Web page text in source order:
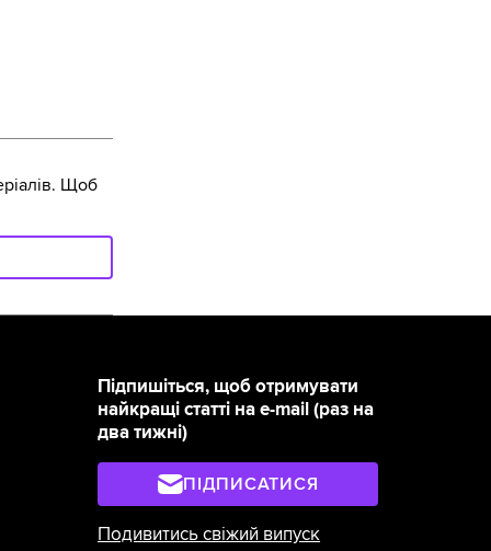
Щоб
Підпишіться, щоб отримувати
найкращі статті на e-mail (раз на
два тижні)
ПІДПИСАТИСЯ
Подивитись свіжий випуск